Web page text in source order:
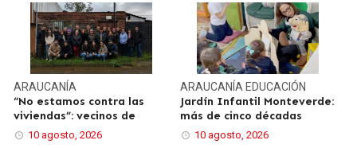
ARAUCANÍA
“No estamos contra las
viviendas”: vecinos de
10 agosto, 2026
ARAUCANÍA EDUCACIÓN
Jardín Infantil Monteverde:
más de cinco décadas
10 agosto, 2026